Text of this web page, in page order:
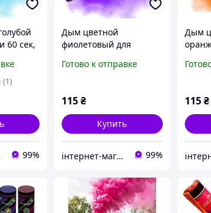
60 сек,
(1)
99%
Дым цветной
фиолетовый для
шашка Maxsem 60 сек
Готово к отправке
115₴
Купить
інтернет-магазин Теремок 99%
Дым
115 ₴